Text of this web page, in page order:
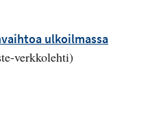
ulkoilmassa
verkkolehti)